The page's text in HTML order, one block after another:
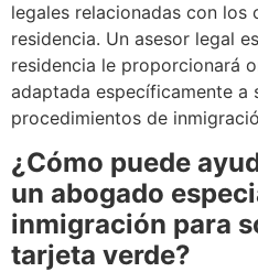
legales relacionadas con los
residencia. Un asesor legal
residencia le proporcionará
adaptada específicamente a
procedimientos de
¿Cómo puede
un abogado
inmigración para
tarjeta verde?